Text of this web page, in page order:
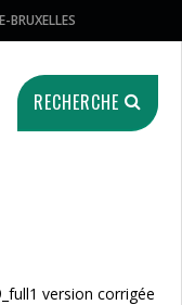
BRUXELLES
RECHERCHE
version corrigée